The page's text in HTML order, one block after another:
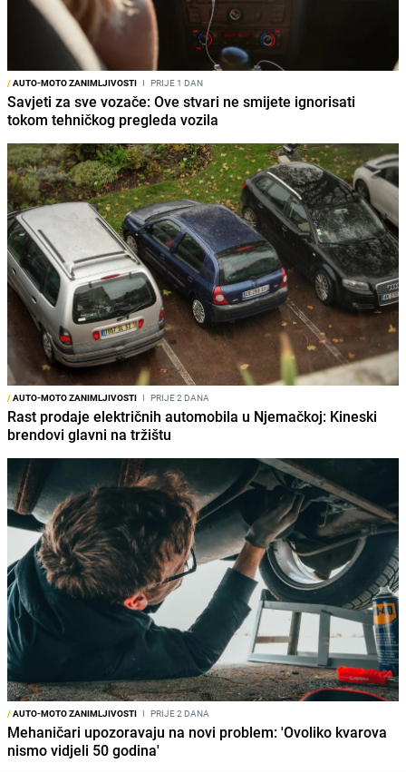
/AUTO-MOTO ZANIMLJIVOSTI I PRIJE 1 DAN
Savjeti za sve vozače: Ove stvari ne smijete ignorisati
tokom tehničkog pregleda vozila
/AUTO-MOTO ZANIMLJIVOSTI I PRIJE 2 DANA
Rast prodaje električnih automobila u Njemačkoj: Kineski
brendovi glavni na tržištu
/AUTO-MOTO ZANIMLJIVOSTI I PRIJE 2 DANA
Mehaničari upozoravaju na novi problem: 'Ovoliko kvarova
nismo vidjeli 50 godina'